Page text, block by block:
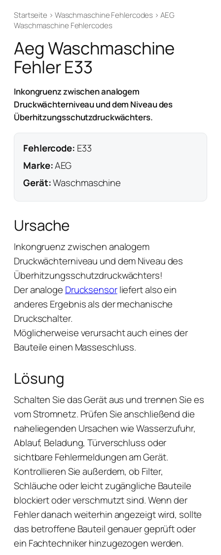
Startseite › Waschmaschine Fehlercodes › AEG
Waschmaschine Fehlercodes
Aeg Waschmaschine
Fehler E33
Inkongruenz zwischen analogem
Druckwächterniveau und dem Niveau des
Überhitzungsschutzdruckwächters.
Fehlercode: E33
Marke:AEG
Gerät:Waschmaschine
Ursache
Inkongruenz zwischen analogem
Druckwächterniveau und dem Niveau des
Überhitzungsschutzdruckwächters!
Der analoge Drucksensorliefert also ein
anderes Ergebnis als der mechanische
Druckschalter.
Möglicherweise verursacht auch eines der
Bauteile einen Masseschluss.
Lösung
Schalten Sie das Gerät aus und trennen Sie es
vom Stromnetz. Prüfen Sie anschließend die
naheliegenden Ursachen wie Wasserzufuhr,
Ablauf, Beladung, Türverschluss oder
sichtbare Fehlermeldungen am Gerät.
Kontrollieren Sie außerdem, ob Filter,
Schläuche oder leicht zugängliche Bauteile
blockiert oder verschmutzt sind. Wenn der
Fehler danach weiterhin angezeigt wird, sollte
das betroffene Bauteil genauer geprüft oder
ein Fachtechniker hinzugezogen werden.